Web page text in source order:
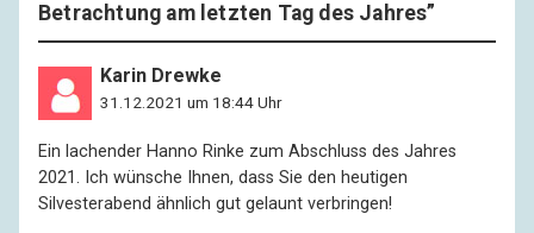
Betrachtung am letzten Tag des Jahres”
Karin Drewke
31.12.2021 um 18:44 Uhr
Ein lachender Hanno Rinke zum Abschluss des Jahres
2021. Ich wünsche Ihnen, dass Sie den heutigen
Silvesterabend ähnlich gut gelaunt verbringen!